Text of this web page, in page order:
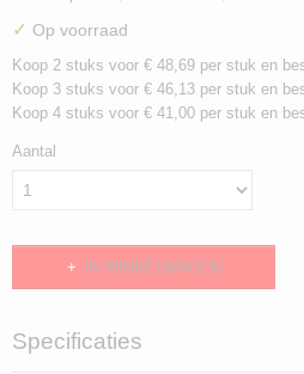
✓ Op voorraad
Koop 2 stuks voor € 48,69 per stuk en
Koop 3 stuks voor € 46,13 per stuk en
Koop 4 stuks voor € 41,00 per stuk en
Aantal
IN WINKELWAGEN
Specificaties